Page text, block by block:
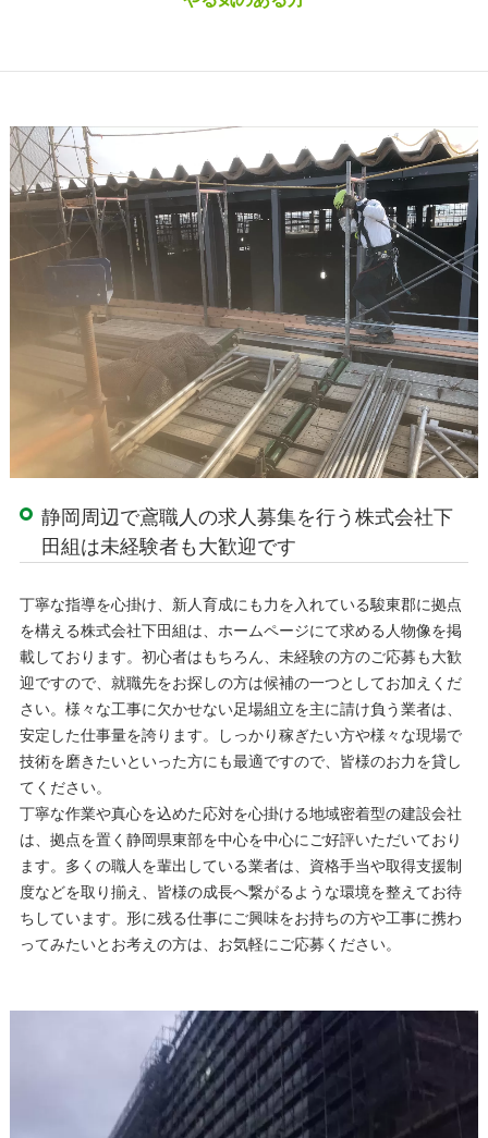
静岡周辺で鳶職人の求人募集を行う株式会社下
田組は未経験者も大歓迎です
丁寧な指導を心掛け、新人育成にも力を入れている駿東郡に拠点
を構える株式会社下田組は、ホームページにて求める人物像を掲
載しております。初心者はもちろん、未経験の方のご応募も大歓
迎ですので、就職先をお探しの方は候補の一つとしてお加えくだ
さい。様々な工事に欠かせない足場組立を主に請け負う業者は、
安定した仕事量を誇ります。しっかり稼ぎたい方や様々な現場で
技術を磨きたいといった方にも最適ですので、皆様のお力を貸し
てください。
丁寧な作業や真心を込めた応対を心掛ける地域密着型の建設会社
は、拠点を置く静岡県東部を中心を中心にご好評いただいており
ます。多くの職人を輩出している業者は、資格手当や取得支援制
度などを取り揃え、皆様の成長へ繋がるような環境を整えてお待
ちしています。形に残る仕事にご興味をお持ちの方や工事に携わ
ってみたいとお考えの方は、お気軽にご応募ください。